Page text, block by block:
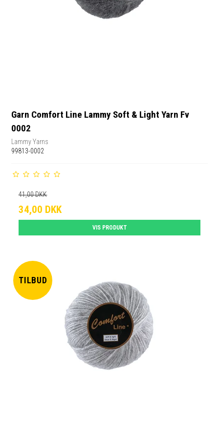
Garn Comfort Line Lammy Soft & Light Yarn Fv
0002
Lammy Yarns
99813-0002
41,00 DKK
34,00 DKK
VIS PRODUKT
TILBUD